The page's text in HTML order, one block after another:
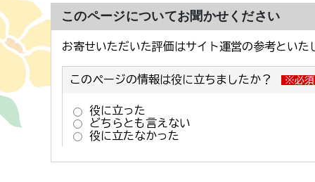
このページについてお聞かせください